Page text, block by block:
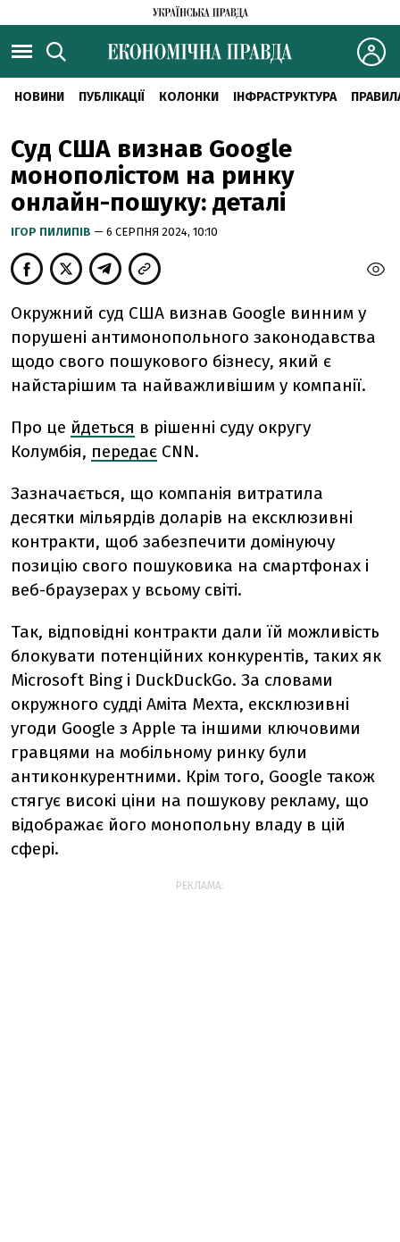
НОВИНИ ПУБЛІКАЦІЇ КОЛОНКИ ІНФРАСТРУКТУРА
Суд США визнав Google
монополістом на ринку
онлайн-пошуку: деталі
ІГОР ПИЛИПІВ — 6 СЕРПНЯ 2024, 10:10
Окружний суд США визнав Google винним у
порушені антимонопольного законодавства
щодо свого пошукового бізнесу, який є
найстарішим та найважливішим у компанії.
Про це йдеться в рішенні суду округу
Колумбія, передає CNN.
Зазначається, що компанія витратила
десятки мільярдів доларів на ексклюзивні
контракти, щоб забезпечити домінуючу
позицію свого пошуковика на смартфонах і
веб-браузерах у всьому світі.
Так, відповідні контракти дали їй можливість
блокувати потенційних конкурентів, таких як
Microsoft Bing і DuckDuckGo. За словами
окружного судді Аміта Мехта, ексклюзивні
угоди Google з Apple та іншими ключовими
гравцями на мобільному ринку були
антиконкурентними. Крім того, Google також
стягує високі ціни на пошукову рекламу, що
відображає його монопольну владу в цій
сфері.
РЕКЛАМА: